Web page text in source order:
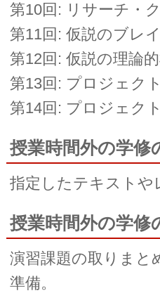
第10回: リサーチ・
第11回: 仮説のブレ
第12回: 仮説の理論
第13回: プロジェク
第14回: プロジェク
授業時間外の学修
指定したテキストや
授業時間外の学修
演習課題の取りまと
準備。